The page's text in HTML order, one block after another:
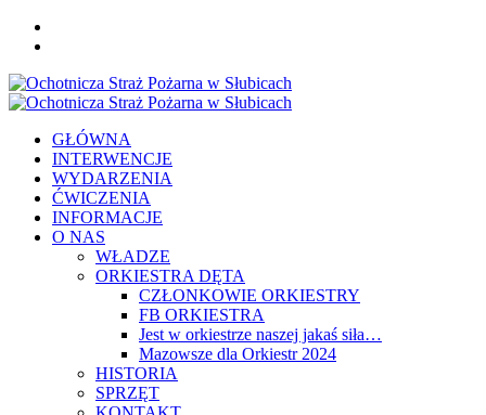
Skip
Primary
GŁÓWNA
INTERWENCJE
WYDARZENIA
ĆWICZENIA
INFORMACJE
O NAS
WŁADZE
ORKIESTRA DĘTA
CZŁONKOWIE ORKIESTRY
FB ORKIESTRA
Jest w orkiestrze naszej jakaś siła…
Mazowsze dla Orkiestr 2024
HISTORIA
SPRZĘT